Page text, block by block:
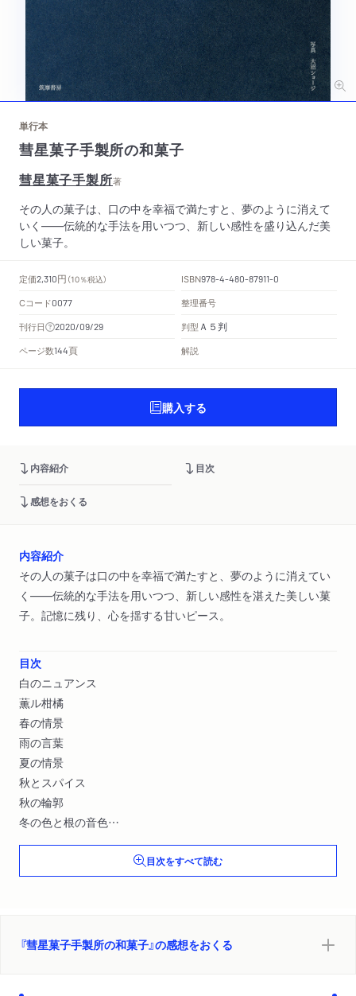
単行本
彗星菓子手製所の和菓子
彗星菓子手製所著
その人の菓子は、口の中を幸福で満たすと、夢のように消えて
いく――伝統的な手法を用いつつ、新しい感性を盛り込んだ美
しい菓子。
定価2,310円 （10％税込） ISBN978-4-480-87911-0
Cコード0077
整理番号
刊行日
2020/09/29 判型 Ａ５判
ページ数144頁 解説
購入する
内容紹介 目次
感想をおくる
内容紹介
その人の菓子は口の中を幸福で満たすと、夢のように消えてい
く――伝統的な手法を用いつつ、新しい感性を湛えた美しい菓
子。記憶に残り、心を揺する甘いピース。
目次
白のニュアンス
薫ル柑橘
春の情景
雨の言葉
夏の情景
秋とスパイス
秋の輪郭
冬の色と根の音色
暖かい部屋でページをめくる
うつわ
空間
目次をすべて読む
『彗星菓子手製所の和菓子』の感想をおくる